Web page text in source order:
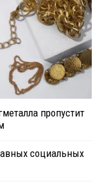
пропустит
социальных